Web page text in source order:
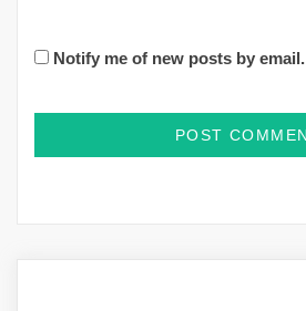
Notify me of new posts by email.